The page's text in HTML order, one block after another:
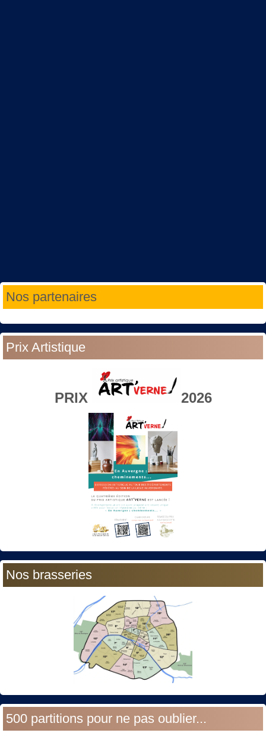
Nos partenaires
Prix Artistique
PRIX 2026
Nos brasseries
500 partitions pour ne pas oublier...
Année
précédente
Mois
précédent
Année
suivante
Mois
suivant